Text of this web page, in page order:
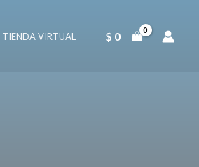
TIENDA VIRTUAL $ 0